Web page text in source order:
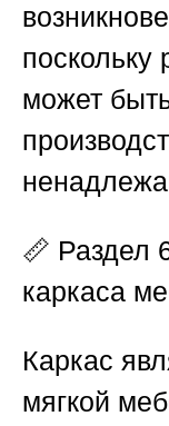
поскольку
может
📏 Раздел
каркаса
Каркас
мягкой